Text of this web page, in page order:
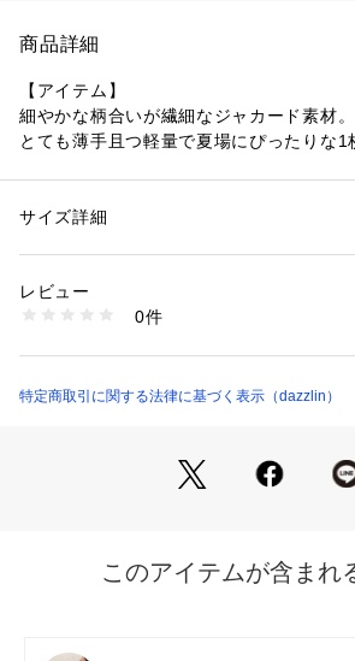
商品詳細
【アイテム】
細やかな柄合いが繊細なジャカード素材。
とても薄手且つ軽量で夏場にぴったりな1
スや、
デニムを合わせてカジュアルにもおすす
気になるアイテムはお気に入り登録がおす
ぜひご登録ください◎
性別：レディース
素材：表地:ポリエステル70％ ナイロン30％ 裏地
生産国：中国製
1640800002431
サイズ詳細
レビュー
0件
特定商取引に関する法律に基づく表示（dazzlin）